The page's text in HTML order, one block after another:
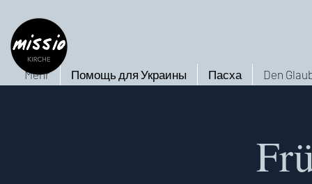
Den
Пасха
Помощь для Украины
Mehr